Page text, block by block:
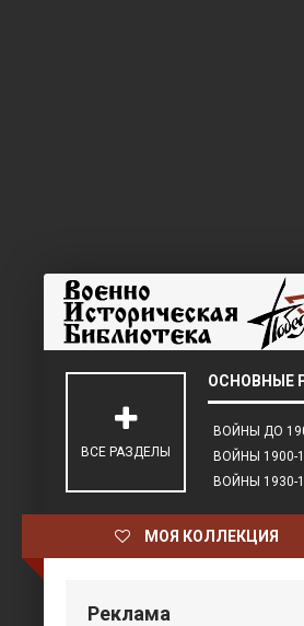
ВОЙНЫ ДО
ВОЙНЫ 1900-
ВОЙНЫ 1930-
ВСЕ РАЗДЕЛЫ
МОЯ КОЛЛЕКЦИЯ
Реклама